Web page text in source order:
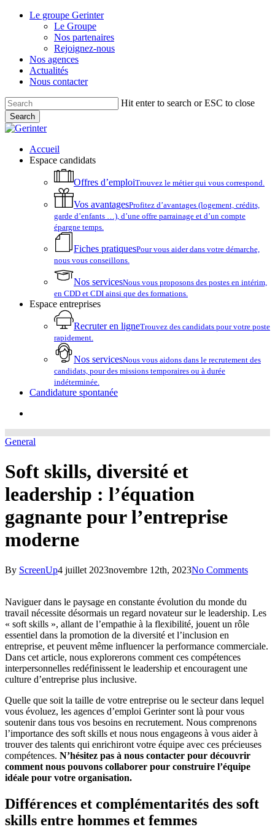
Skip
Le groupe Gerinter
Le Groupe
Nos partenaires
Rejoignez-nous
Nos agences
Actualités
Nous contacter
Hit enter to search or ESC to close
Search
Close
account
Menu
Accueil
Espace candidats
Offres d’emploiTrouvez le métier qui vous correspond.
Vos avantagesProfitez d’avantages (logement, crédits,
garde d’enfants …), d’une offre parrainage et d’un compte
épargne temps.
Fiches pratiquesPour vous aider dans votre démarche,
nous vous conseillons.
Nos servicesNous vous proposons des postes en intérim,
en CDD et CDI ainsi que des formations.
Espace entreprises
Recruter en ligneTrouvez des candidats pour votre poste
rapidement.
Nos servicesNous vous aidons dans le recrutement des
candidats, pour des missions temporaires ou à durée
indéterminée.
Candidature spontanée
General
Soft skills, diversité et
leadership : l’équation
gagnante pour l’entreprise
moderne
By ScreenUp4 juillet 2023novembre 12th, 2023No Comments
Naviguer dans le paysage en constante évolution du monde du
travail nécessite désormais un regard novateur sur le leadership. Les
« soft skills », allant de l’empathie à la flexibilité, jouent un rôle
essentiel dans la promotion de la diversité et l’inclusion en
entreprise, et peuvent même influencer la performance commerciale.
Dans cet article, nous explorerons comment ces compétences
interpersonnelles redéfinissent le leadership et encouragent une
culture d’entreprise plus inclusive.
Quelle que soit la taille de votre entreprise ou le secteur dans lequel
vous évoluez, les agences d’emploi Gerinter sont là pour vous
soutenir dans tous vos besoins en recrutement. Nous comprenons
l’importance des soft skills et nous nous engageons à vous aider à
trouver des talents qui enrichiront votre équipe avec ces précieuses
compétences. N’hésitez pas à nous contacter pour découvrir
comment nous pouvons collaborer pour construire l’équipe
idéale pour votre organisation.
Différences et complémentarités des soft
skills entre hommes et femmes